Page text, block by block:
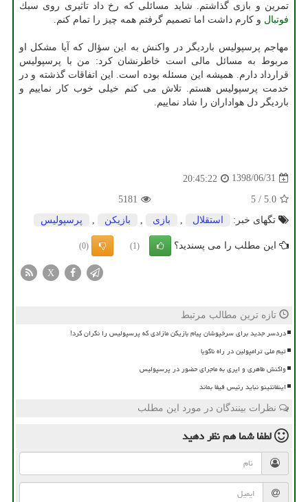
تمرین و بازی گذاشتم. شاید مسائلی كه رخ داد تاثیری روی سبك
فوتبال و كارم داشت اما تصمیم گرفتم همه چیز را تمام كنم.
مهاجم پرسپولیس باردیگر در واكنش به این سؤال كه آیا مشكل او
مربوط به مسائل مالی است خاطرنشان كرد: من با پرسپولیس
قرارداد دارم. همیشه این مسئله بوده است. این اتفاقات گذشته و در
خدمت پرسپولیس هستم. تلاش می كنم خیلی خوب كار نماییم و
باردیگر دل هواداران را شاد نماییم.
1398/06/31
20:45:22
5.0
/
5
5181
تگهای خبر:
استقلال بازی بازیكن پرسپولیس
این مطلب را می پسندید؟ (1)
(0)
X
تازه ترین مطالب مرتبط
دردسر جدید برای سرخپوشان پیام بازیکن مازادی که پرسپولیس را نگران کرد!
تیم ملی ترامپولین در راه ناگویا
واکنش طاهری و ایری به ماجرای حضور در پرسپولیس
اینفانتینو نباید رئیس فیفا بماند
نظرات بینندگان در مورد این مطلب
لطفا شما همنظر دهید